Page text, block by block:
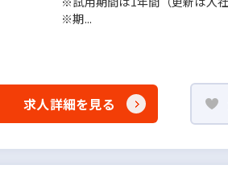
※期...
求人詳細を見る